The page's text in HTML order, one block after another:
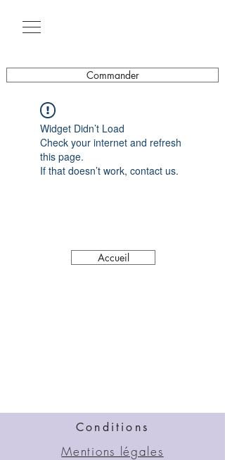
Commander
Widget Didn’t Load
Check your internet and refresh
this page.
If that doesn’t work, contact us.
Accueil
Conditions
Mentions légales